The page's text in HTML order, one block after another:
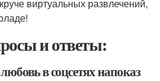
виртуальных развлечений,
и ответы:
в соцсетях напоказ